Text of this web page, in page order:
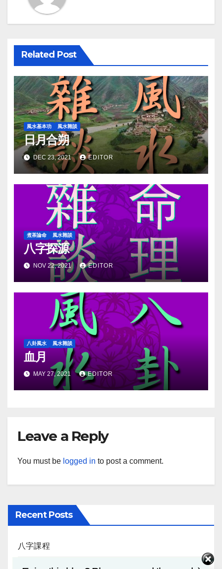
Related Post
風水基本功 風水雜談
日月合朔
DEC 23, 2021 EDITOR
煮茶論命 風水雜談
八字探源
NOV 22, 2021 EDITOR
八卦風水 風水雜談
血月
MAY 27, 2021 EDITOR
Leave a Reply
You must be logged in to post a comment.
Recent Posts
八字課程